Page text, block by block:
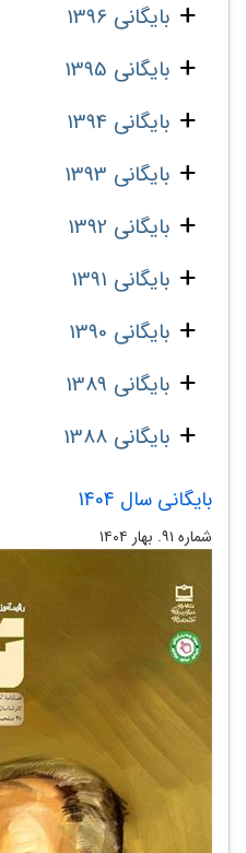
بایگانی 1396
بایگانی 1395
بایگانی 1394
بایگانی 1393
بایگانی 1392
بایگانی 1391
بایگانی 1390
بایگانی 1389
بایگانی 1388
بایگانی سال 1404
شماره ۹۱. بهار ۱۴۰۴